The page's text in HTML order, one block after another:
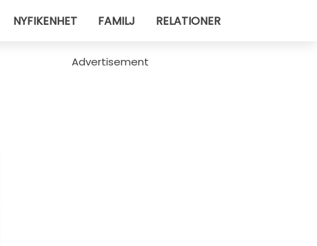
NYFIKENHET FAMILJ RELATIONER
Advertisement